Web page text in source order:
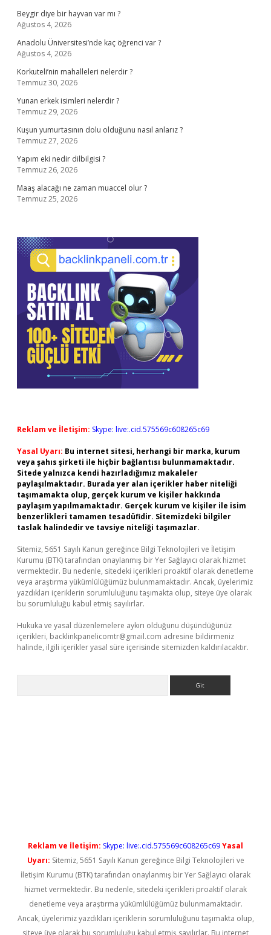
Beygir diye bir hayvan var mı ?
Ağustos 4, 2026
Anadolu Üniversitesi’nde kaç öğrenci var ?
Ağustos 4, 2026
Korkuteli’nin mahalleleri nelerdir ?
Temmuz 30, 2026
Yunan erkek isimleri nelerdir ?
Temmuz 29, 2026
Kuşun yumurtasının dolu olduğunu nasıl anlarız ?
Temmuz 27, 2026
Yapım eki nedir dilbilgisi ?
Temmuz 26, 2026
Maaş alacağı ne zaman muaccel olur ?
Temmuz 25, 2026
Reklam ve İletişim: Skype: live:.cid.575569c608265c69
Yasal Uyarı: Bu internet sitesi, herhangi bir marka, kurum
veya şahıs şirketi ile hiçbir bağlantısı bulunmamaktadır.
Sitede yalnızca kendi hazırladığımız makaleler
paylaşılmaktadır. Burada yer alan içerikler haber niteliği
taşımamakta olup, gerçek kurum ve kişiler hakkında
paylaşım yapılmamaktadır. Gerçek kurum ve kişiler ile isim
benzerlikleri tamamen tesadüfidir. Sitemizdeki bilgiler
taslak halindedir ve tavsiye niteliği taşımazlar.
Sitemiz, 5651 Sayılı Kanun gereğince Bilgi Teknolojileri ve İletişim
Kurumu (BTK) tarafından onaylanmış bir Yer Sağlayıcı olarak hizmet
vermektedir. Bu nedenle, sitedeki içerikleri proaktif olarak denetleme
veya araştırma yükümlülüğümüz bulunmamaktadır. Ancak, üyelerimiz
yazdıkları içeriklerin sorumluluğunu taşımakta olup, siteye üye olarak
bu sorumluluğu kabul etmiş sayılırlar.
Hukuka ve yasal düzenlemelere aykırı olduğunu düşündüğünüz
içerikleri, backlinkpanelicomtr@gmail.com adresine bildirmeniz
halinde, ilgili içerikler yasal süre içerisinde sitemizden kaldırılacaktır.
Reklam ve İletişim: Skype: live:.cid.575569c608265c69Yasal
Uyarı: Sitemiz, 5651 Sayılı Kanun gereğince Bilgi Teknolojileri ve
İletişim Kurumu (BTK) tarafından onaylanmış bir Yer Sağlayıcı olarak
hizmet vermektedir. Bu nedenle, sitedeki içerikleri proaktif olarak
denetleme veya araştırma yükümlülüğümüz bulunmamaktadır.
Ancak, üyelerimiz yazdıkları içeriklerin sorumluluğunu taşımakta olup,
siteye üye olarak bu sorumluluğu kabul etmiş sayılırlar. Bu internet